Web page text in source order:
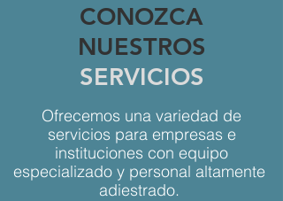
CONOZCA
NUESTROS
SERVICIOS
Ofrecemos una variedad de
servicios para empresas e
instituciones con equipo
especializado y personal altamente
adiestrado.